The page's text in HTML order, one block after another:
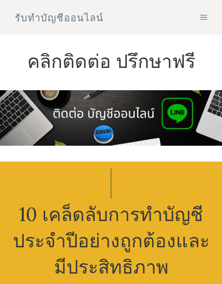
รับทําบัญชีออนไลน์
คลิกติดต่อ ปรึกษาฟรี
10 เคล็ดลับการทำบัญชี
ประจำปีอย่างถูกต้องและ
มีประสิทธิภาพ